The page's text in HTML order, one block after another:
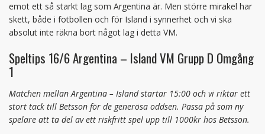
emot ett så starkt lag som Argentina är. Men större mirakel har
skett, både i fotbollen och för Island i synnerhet och vi ska
absolut inte räkna bort något lag i detta VM.
Speltips 16/6 Argentina – Island VM Grupp D Omgång
1
Matchen mellan Argentina – Island startar 15:00 och vi riktar ett
stort tack till Betsson för de generösa oddsen. Passa på som ny
spelare att ta del av ett riskfritt spel upp till 1000kr hos Betsson.